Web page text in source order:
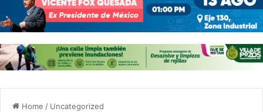
Home / Uncategorized